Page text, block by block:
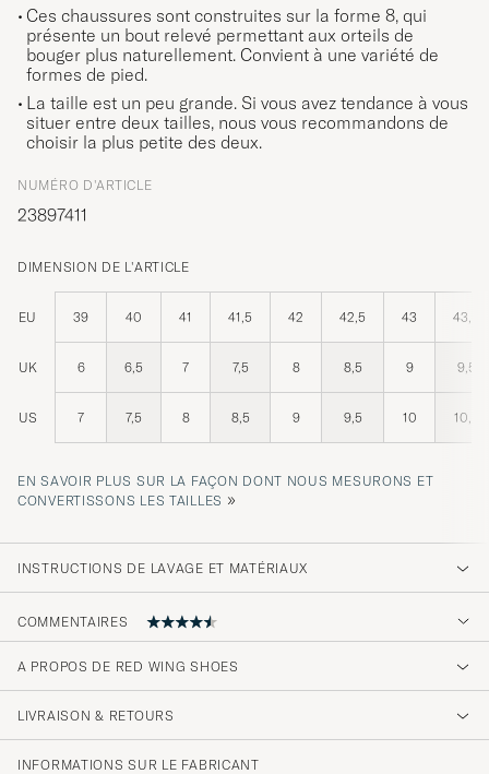
Ces chaussures sont construites sur la forme 8, qui
présente un bout relevé permettant aux orteils de
bouger plus naturellement. Convient à une variété de
formes de pied.
La taille est un peu grande. Si vous avez tendance à vous
situer entre deux tailles, nous vous recommandons de
choisir la plus petite des deux.
NUMÉRO D'ARTICLE
23897411
DIMENSION DE L'ARTICLE
EU 39 40 41 41,5 42 42,5 43 43,5
UK 6 6,5 7 7,5 8 8,5 9 9,5
US 7 7,5 8 8,5 9 9,5 10 10,5
EN SAVOIR PLUS SUR LA FAÇON DONT NOUS MESURONS ET
CONVERTISSONS LES TAILLES »
INSTRUCTIONS DE LAVAGE ET MATÉRIAUX
COMMENTAIRES
4.4
(6)
A PROPOS DE RED WING SHOES
LIVRAISON & RETOURS
INFORMATIONS SUR LE FABRICANT